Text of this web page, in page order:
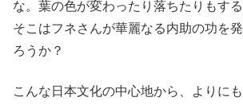
な。葉の色が変わったり落ちたりもする
そこはフネさんが華麗なる内助の功を
ろうか？
こんな日本文化の中心地から、よりに